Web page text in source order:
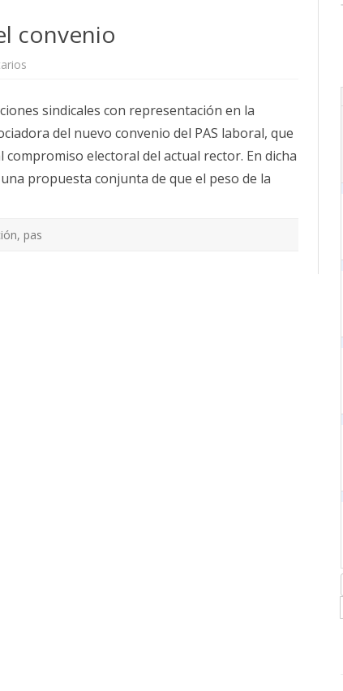
convenio
m
s
ó
n
e
i
sindicales con representación en la
del nuevo convenio del PAS laboral, que
electoral del actual rector. En dicha
propuesta conjunta de que el peso de la
, pas